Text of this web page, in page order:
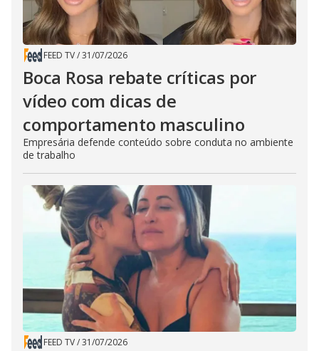
FEED TV/31/07/2026
Boca Rosa rebate críticas por
vídeo com dicas de
comportamento masculino
Empresária defende conteúdo sobre conduta no ambiente
de trabalho
FEED TV/31/07/2026